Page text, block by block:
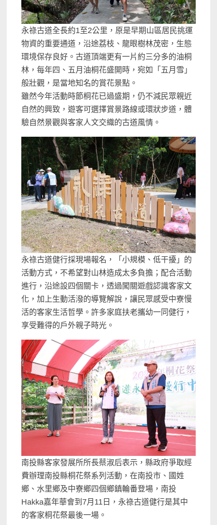
永祿古道全長約1至2公里，原是早期山區居民挑運
物資的重要通道，沿途荔枝、龍眼樹林茂密，生態
環境保存良好。古道頂端更有一片約三分多的油桐
林，每年四、五月油桐花盛開時，宛如「五月雪」
般壯觀，是當地知名的賞花景點。
雖然今年活動時節桐花已過盛期，仍不減民眾親近
自然的興致，遊客可選擇賞景路線或環狀步道，體
驗自然景觀與客家人文交織的古道風情。
永祿古道健行採現場報名，「小規模、低干擾」的
活動方式，不希望對山林造成太多負擔；配合活動
進行，沿途設四個關卡，透過闖關遊戲認識客家文
化，加上生動活潑的導覽解說，讓民眾感受中寮慢
活的客家生活哲學。許多家庭扶老攜幼一同健行，
享受難得的戶外親子時光。
南投縣客家發展所所長蔡淑后表示，縣政府爭取經
費辦理南投縣桐花祭系列活動，在南投市、國姓
鄉、水里鄉及中寮鄉四個鄉鎮輪番登場，南投
Hakka嘉年華會到7月11日，永祿古道健行是其中
的客家桐花祭最後一場。